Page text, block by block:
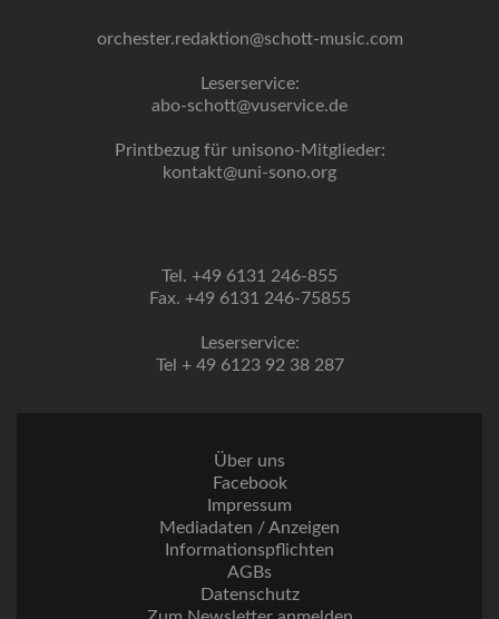
orchester.redaktion@schott-music.com
Leserservice:
abo-schott@vuservice.de
Printbezug für unisono-Mitglieder:
kontakt@uni-sono.org
Tel. +49 6131 246-855
Fax. +49 6131 246-75855
Leserservice:
Tel + 49 6123 92 38 287
Über uns
Facebook
Impressum
Mediadaten / Anzeigen
Informationspflichten
AGBs
Datenschutz